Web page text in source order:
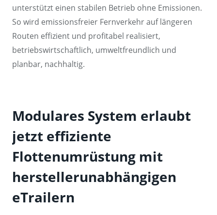
unterstützt einen stabilen Betrieb ohne Emissionen.
So wird emissionsfreier Fernverkehr auf längeren
Routen effizient und profitabel realisiert,
betriebswirtschaftlich, umweltfreundlich und
planbar, nachhaltig.
Modulares System erlaubt
jetzt effiziente
Flottenumrüstung mit
herstellerunabhängigen
eTrailern